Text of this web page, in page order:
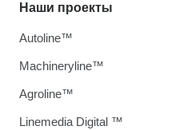
Наши проекты
Autoline™
Machineryline™
Agroline™
Linemedia Digital ™